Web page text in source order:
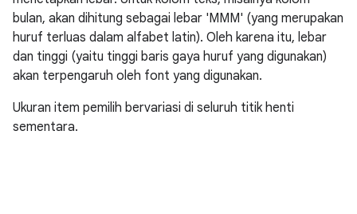
bulan, akan dihitung sebagai lebar 'MMM' (yang merupakan
huruf terluas dalam alfabet latin). Oleh karena itu, lebar
dan tinggi (yaitu tinggi baris gaya huruf yang digunakan)
akan terpengaruh oleh font yang digunakan.
Ukuran item pemilih bervariasi di seluruh titik henti
sementara.